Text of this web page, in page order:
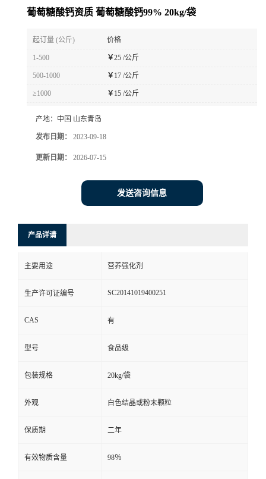
葡萄糖酸钙资质 葡萄糖酸钙99% 20kg/袋
起订量 (公斤) 价格
1-500 ￥25 /公斤
500-1000 ￥ 17 /公斤
≥1000 ￥ 15 /公斤
产地： 中国 山东青岛
发布日期： 2023-09-18
更新日期： 2026-07-15
发送咨询信息
产品详请
主要用途 营养强化剂
生产许可证编号 SC20141019400251
CAS 有
型号 食品级
包装规格 20kg/袋
外观 白色结晶或粉末颗粒
保质期 二年
有效物质含量 98％